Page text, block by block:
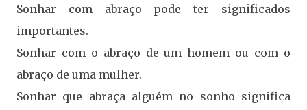
Sonhar com abraço pode ter significados
importantes.
Sonhar com o abraço de um homem ou com o
abraço de uma mulher.
Sonhar que abraça alguém no sonho significa